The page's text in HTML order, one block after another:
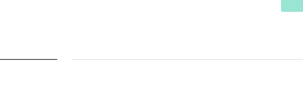
個人識別符号が含まれるもの